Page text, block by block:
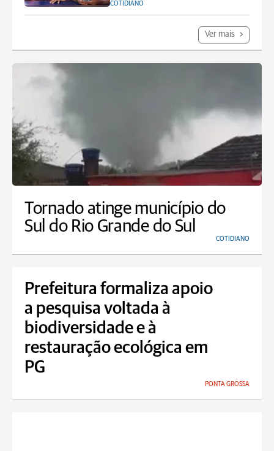
COTIDIANO
Ver mais
Tornado atinge município do
Sul do Rio Grande do Sul
COTIDIANO
Prefeitura formaliza apoio
a pesquisa voltada à
biodiversidade e à
restauração ecológica em
PG
PONTA GROSSA